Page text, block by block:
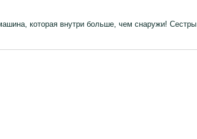
которая внутри больше, чем снаружи! Сестры